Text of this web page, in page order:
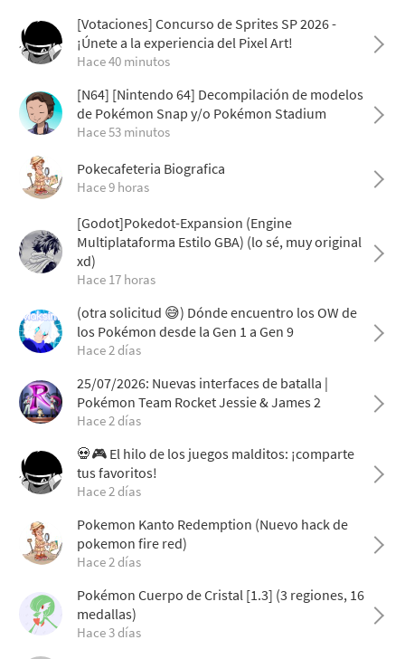
[Votaciones] Concurso de Sprites SP 2026 -
¡Únete a la experiencia del Pixel Art!
Hace 40 minutos
[N64] [Nintendo 64] Decompilación de modelos
de Pokémon Snap y/o Pokémon Stadium
Hace 53 minutos
Pokecafeteria Biografica
Hace 9 horas
[Godot]Pokedot-Expansion (Engine
Multiplataforma Estilo GBA) (lo sé, muy original
xd)
Hace 17 horas
(otra solicitud 😅) Dónde encuentro los OW de
los Pokémon desde la Gen 1 a Gen 9
Hace 2 días
25/07/2026: Nuevas interfaces de batalla |
Pokémon Team Rocket Jessie & James 2
Hace 2 días
💀🎮 El hilo de los juegos malditos: ¡comparte
tus favoritos!
Hace 2 días
Pokemon Kanto Redemption (Nuevo hack de
pokemon fire red)
Hace 2 días
Pokémon Cuerpo de Cristal [1.3] (3 regiones, 16
medallas)
Hace 3 días